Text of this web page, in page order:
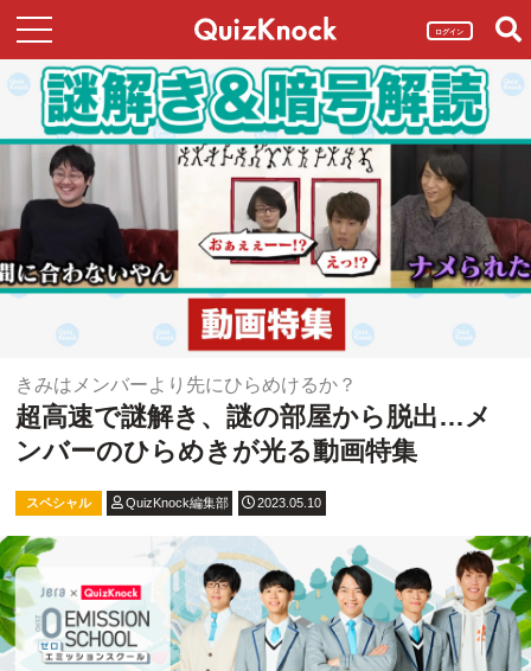
ログイン
きみはメンバーより先にひらめけるか？
超高速で謎解き、謎の部屋から脱出…メ
ンバーのひらめきが光る動画特集
スペシャル QuizKnock編集部 2023.05.10